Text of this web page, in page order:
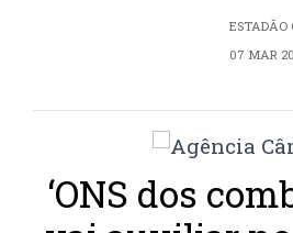
ESTADÃO
07 MAR
‘ONS dos